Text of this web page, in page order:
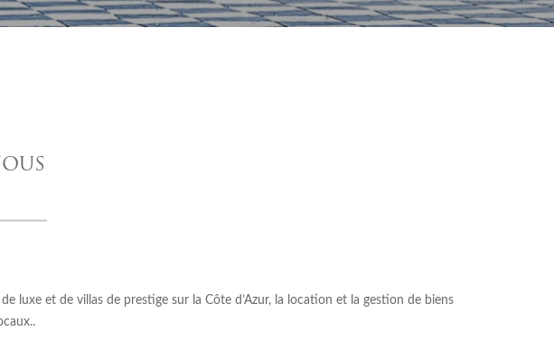
luxe et de villas de prestige sur la Côte d’Azur, la location et la gestion de biens